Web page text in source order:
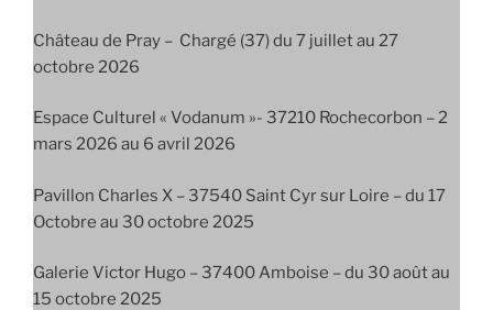
Château de Pray – Chargé (37) du 7 juillet au 27
octobre 2026
Espace Culturel « Vodanum »- 37210 Rochecorbon – 2
mars 2026 au 6 avril 2026
Pavillon Charles X – 37540 Saint Cyr sur Loire – du 17
Octobre au 30 octobre 2025
Galerie Victor Hugo – 37400 Amboise – du 30 août au
15 octobre 2025